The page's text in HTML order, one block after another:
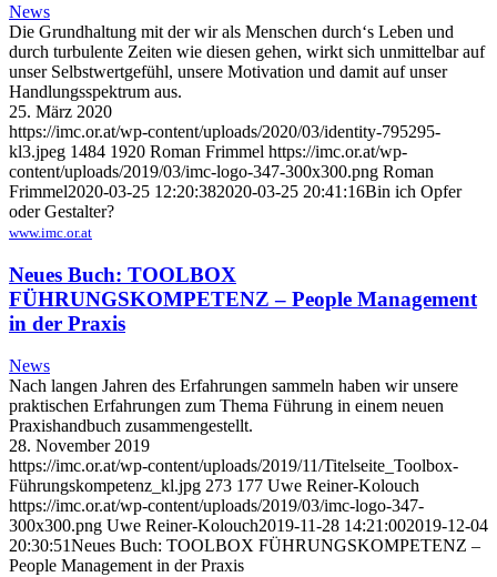
News
Die Grundhaltung mit der wir als Menschen durch‘s Leben und
durch turbulente Zeiten wie diesen gehen, wirkt sich unmittelbar auf
unser Selbstwertgefühl, unsere Motivation und damit auf unser
Handlungsspektrum aus.
25. März 2020
https://imc.or.at/wp-content/uploads/2020/03/identity-795295-
kl3.jpeg 1484 1920 Roman Frimmel https://imc.or.at/wp-
content/uploads/2019/03/imc-logo-347-300x300.png Roman
Frimmel2020-03-25 12:20:382020-03-25 20:41:16Bin ich Opfer
oder Gestalter?
www.imc.or.at
Neues Buch: TOOLBOX
FÜHRUNGSKOMPETENZ – People Management
in der Praxis
News
Nach langen Jahren des Erfahrungen sammeln haben wir unsere
praktischen Erfahrungen zum Thema Führung in einem neuen
Praxishandbuch zusammengestellt.
28. November 2019
https://imc.or.at/wp-content/uploads/2019/11/Titelseite_Toolbox-
Führungskompetenz_kl.jpg 273 177 Uwe Reiner-Kolouch
https://imc.or.at/wp-content/uploads/2019/03/imc-logo-347-
300x300.png Uwe Reiner-Kolouch2019-11-28 14:21:002019-12-04
20:30:51Neues Buch: TOOLBOX FÜHRUNGSKOMPETENZ –
People Management in der Praxis